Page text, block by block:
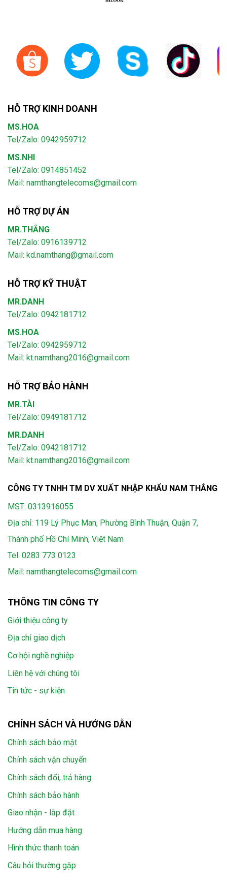
HỖ TRỢ KINH DOANH
MS.HOA
Tel/Zalo: 0942959712
MS.NHI
Tel/Zalo: 0914851452
Mail: namthangtelecoms@gmail.com
HỖ TRỢ DỰ ÁN
MR.THẮNG
Tel/Zalo: 0916139712
Mail: kd.namthang@gmail.com
HỖ TRỢ KỸ THUẬT
MR.DANH
Tel/Zalo: 0942181712
MS.HOA
Tel/Zalo: 0942959712
Mail: kt.namthang2016@gmail.com
HỖ TRỢ BẢO HÀNH
MR.TÀI
Tel/Zalo: 0949181712
MR.DANH
Tel/Zalo: 0942181712
Mail: kt.namthang2016@gmail.com
CÔNG TY TNHH TM DV XUẤT NHẬP KHẨU NAM THẮNG
MST: 0313916055
Địa chỉ: 119 Lý Phục Man, Phường Bình Thuận, Quận 7,
Thành phố Hồ Chí Minh, Việt Nam
Tel: 0283 773 0123
Mail: namthangtelecoms@gmail.com
THÔNG TIN CÔNG TY
Giới thiệu công ty
Địa chỉ giao dịch
Cơ hội nghề nghiệp
Liên hệ với chúng tôi
Tin tức - sự kiện
CHÍNH SÁCH VÀ HƯỚNG DẪN
Chính sách bảo mật
Chính sách vận chuyển
Chính sách đổi, trả hàng
Chính sách bảo hành
Giao nhận - lắp đặt
Hướng dẫn mua hàng
Hình thức thanh toán
Câu hỏi thường gặp